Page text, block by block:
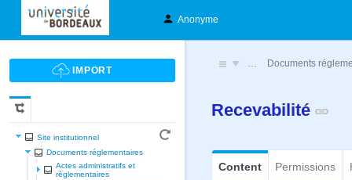
Anonyme
Site institutionnel
Documents réglementaires
Actes administratifs et
réglementaires
… Documents
Recevabilité
Content Permissions